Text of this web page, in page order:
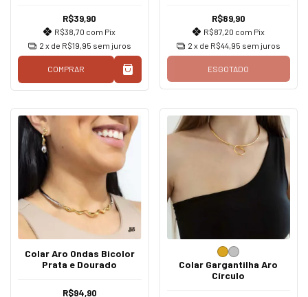
R$39,90
R$38,70 com Pix
2 x de R$19,95 sem juros
COMPRAR
R$89,90
R$87,20 com Pix
2 x de R$44,95 sem juros
ESGOTADO
Colar Aro Ondas Bicolor
Prata e Dourado
R$94,90
Colar Gargantilha Aro
Círculo